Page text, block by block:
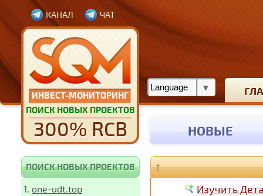
ИНВЕСТ-МОНИТОРИНГ
ПОИСК НОВЫХ ПРОЕКТОВ
300% RCB
КАНАЛ ЧАТ
НОВЫЕ
ПОИСК НОВЫХ ПРОЕКТОВ
1. one-udt.top
↑
Изучить